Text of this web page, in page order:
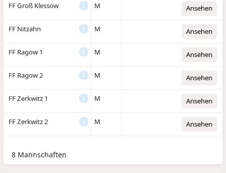
FF Groß Klessow i M Ansehen
FF Nitzahn i M Ansehen
FF Ragow 1 i M Ansehen
FF Ragow 2 i M Ansehen
FF Zerkwitz 1 i M Ansehen
FF Zerkwitz 2 i M Ansehen
8 Mannschaften